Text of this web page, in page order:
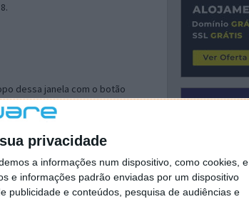
privacidade
a informações num dispositivo, como cookies, e
e informações padrão enviadas por um dispositivo
publicidade e conteúdos, pesquisa de audiências e
dessa janela com o botão
‘Personalizar’ aí
navegar e o gestor de
escolhes ‘Opções’ ou
para colocares um visto